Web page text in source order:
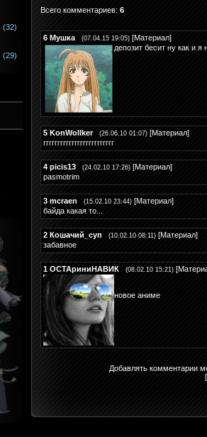
(32)
(29)
Всего комментариев: 6
6 Мушка (07.04.15 19:05) [Материал]
депозит бесит ну как и
5 KonWollker (26.06.10 01:07) [Материал]
ггггггггггггггггггггггггг
4 picis13 (24.02.10 17:26) [Материал]
pasmotrim
3 mcraen (15.02.10 23:44) [Материал]
байда какая то...
2 Кошачий_суп (10.02.10 08:11) [Материал]
забавное
1 ОСТАриниНАВИК (08.02.10 15:21) [
новое аниме
Добавлять комментарии